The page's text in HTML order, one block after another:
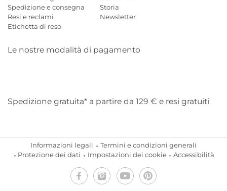
Spedizione e consegna
Resi e reclami
Etichetta di reso
Storia
Newsletter
Le nostre modalità di pagamento
Spedizione gratuita* a partire da 129 € e resi gratuiti
Informazioni legali
Termini e condizioni generali
Protezione dei dati
Impostazioni dei cookie Accessibilità